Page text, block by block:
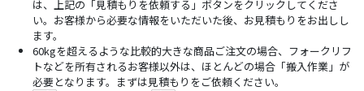
は、上記の「見積もりを依頼する」ボタンをクリックしてくださ
い。お客様から必要な情報をいただいた後、お見積もりをお出しし
ます。
60kgを超えるような比較的大きな商品ご注文の場合、フォークリフ
トなどを所有されるお客様以外は、ほとんどの場合「搬入作業」が
必要となります。まずは見積もりをご依頼ください。